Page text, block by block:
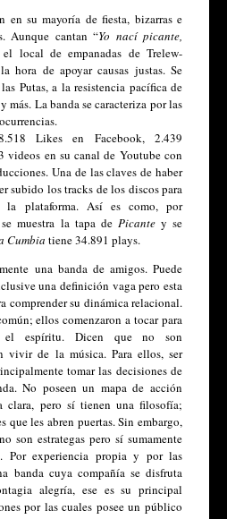
en su mayoría de fiesta, bizarras e
Aunque cantan “Yo nací picante,
local de empanadas de Trelew-
hora de apoyar causas justas. Se
Putas, a la resistencia pacífica de
más. La banda se caracteriza por las
Likes en Facebook, 2.439
videos en su canal de Youtube con
Una de las claves de haber
subido los tracks de los discos para
la plataforma. Así es como, por
muestra la tapa de Picante y se
Cumbia tiene 34.891 plays.
una banda de amigos. Puede
una definición vaga pero esta
comprender su dinámica relacional.
ellos comenzaron a tocar para
el espíritu. Dicen que no son
vivir de la música. Para ellos, ser
tomar las decisiones de
No poseen un mapa de acción
clara, pero sí tienen una filosofía;
que les abren puertas. Sin embargo,
son estrategas pero sí sumamente
Por experiencia propia y por las
banda cuya compañía se disfruta
alegría, ese es su principal
por las cuales posee un público